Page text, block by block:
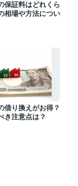
保証料はどれくら
相場や方法につい
借り換えがお得？
き注意点は？